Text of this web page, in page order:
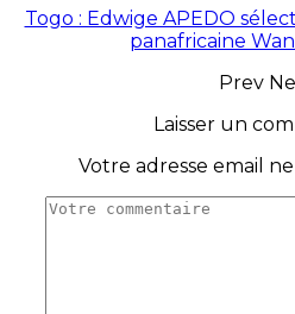
Togo : Edwige APEDO
panafricaine
Prev
Laisser un
Votre adresse email